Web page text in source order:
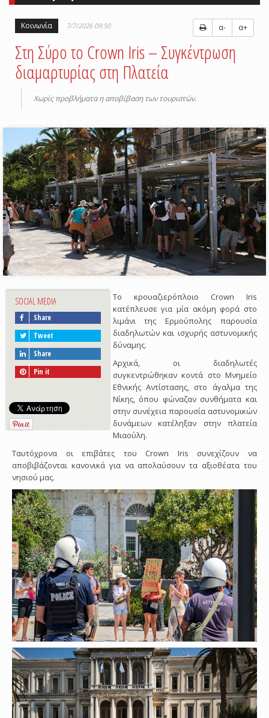
Κοινωνία 7/7/2026 09:50 α- α+
Στη Σύρο το Crown Iris – Συγκέντρωση
διαμαρτυρίας στη Πλατεία
Χωρίς προβλήματα η αποβίβαση των τουριστών.
SOCIAL MEDIA
Share
Tweet
Share
Pin it
Το κρουαζιερόπλοιο Crown Iris
κατέπλευσε για μία ακόμη φορά στο
λιμάνι της Ερμούπολης παρουσία
διαδηλωτών και ισχυρής αστυνομικής
δύναμης.
Αρχικά, οι διαδηλωτές
συγκεντρώθηκαν κοντά στο Μνημείο
Εθνικής Αντίστασης, στο άγαλμα της
Νίκης, όπου φώναζαν συνθήματα και
στην συνέχεια παρουσία αστυνομικών
δυνάμεων κατέληξαν στην πλατεία
Μιαούλη.
Ταυτόχρονα οι επιβάτες του Crown Iris συνεχίζουν να
αποβιβάζονται κανονικά για να απολαύσουν τα αξιοθέατα του
νησιού μας.